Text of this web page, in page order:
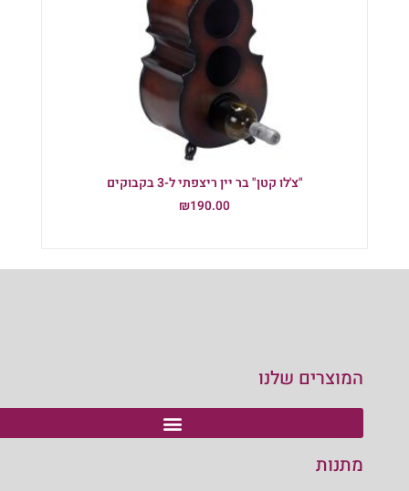
"צ'לו קטן" בר יין ריצפתי ל-3 בקבוקים
₪190.00
המוצרים שלנו
מתנות